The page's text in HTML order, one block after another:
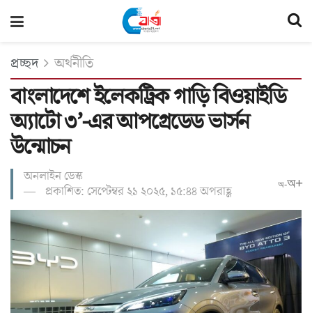
প্রচ্ছদ অর্থনীতি
বাংলাদেশে ইলেকট্রিক গাড়ি বিওয়াইডি
অ্যাটো ৩’-এর আপগ্রেডেড ভার্সন
উন্মোচন
অনলাইন ডেস্ক
প্রকাশিত: সেপ্টেম্বর ২১ ২০২৫, ১৫:৪৪ অপরাহ্ণ
অ-অ+